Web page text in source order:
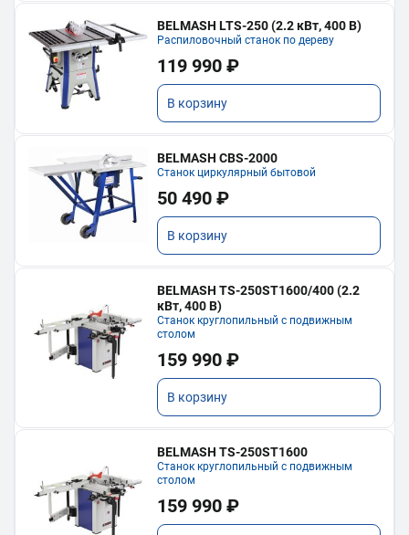
BELMASH LTS-250 (2.2 кВт, 400 В)
Распиловочный станок по дереву
119 990 ₽
В корзину
BELMASH CBS-2000
Станок циркулярный бытовой
50 490 ₽
В корзину
BELMASH TS-250ST1600/400 (2.2
кВт, 400 В)
Станок круглопильный с подвижным
столом
159 990 ₽
В корзину
BELMASH TS-250ST1600
Станок круглопильный с подвижным
столом
159 990 ₽